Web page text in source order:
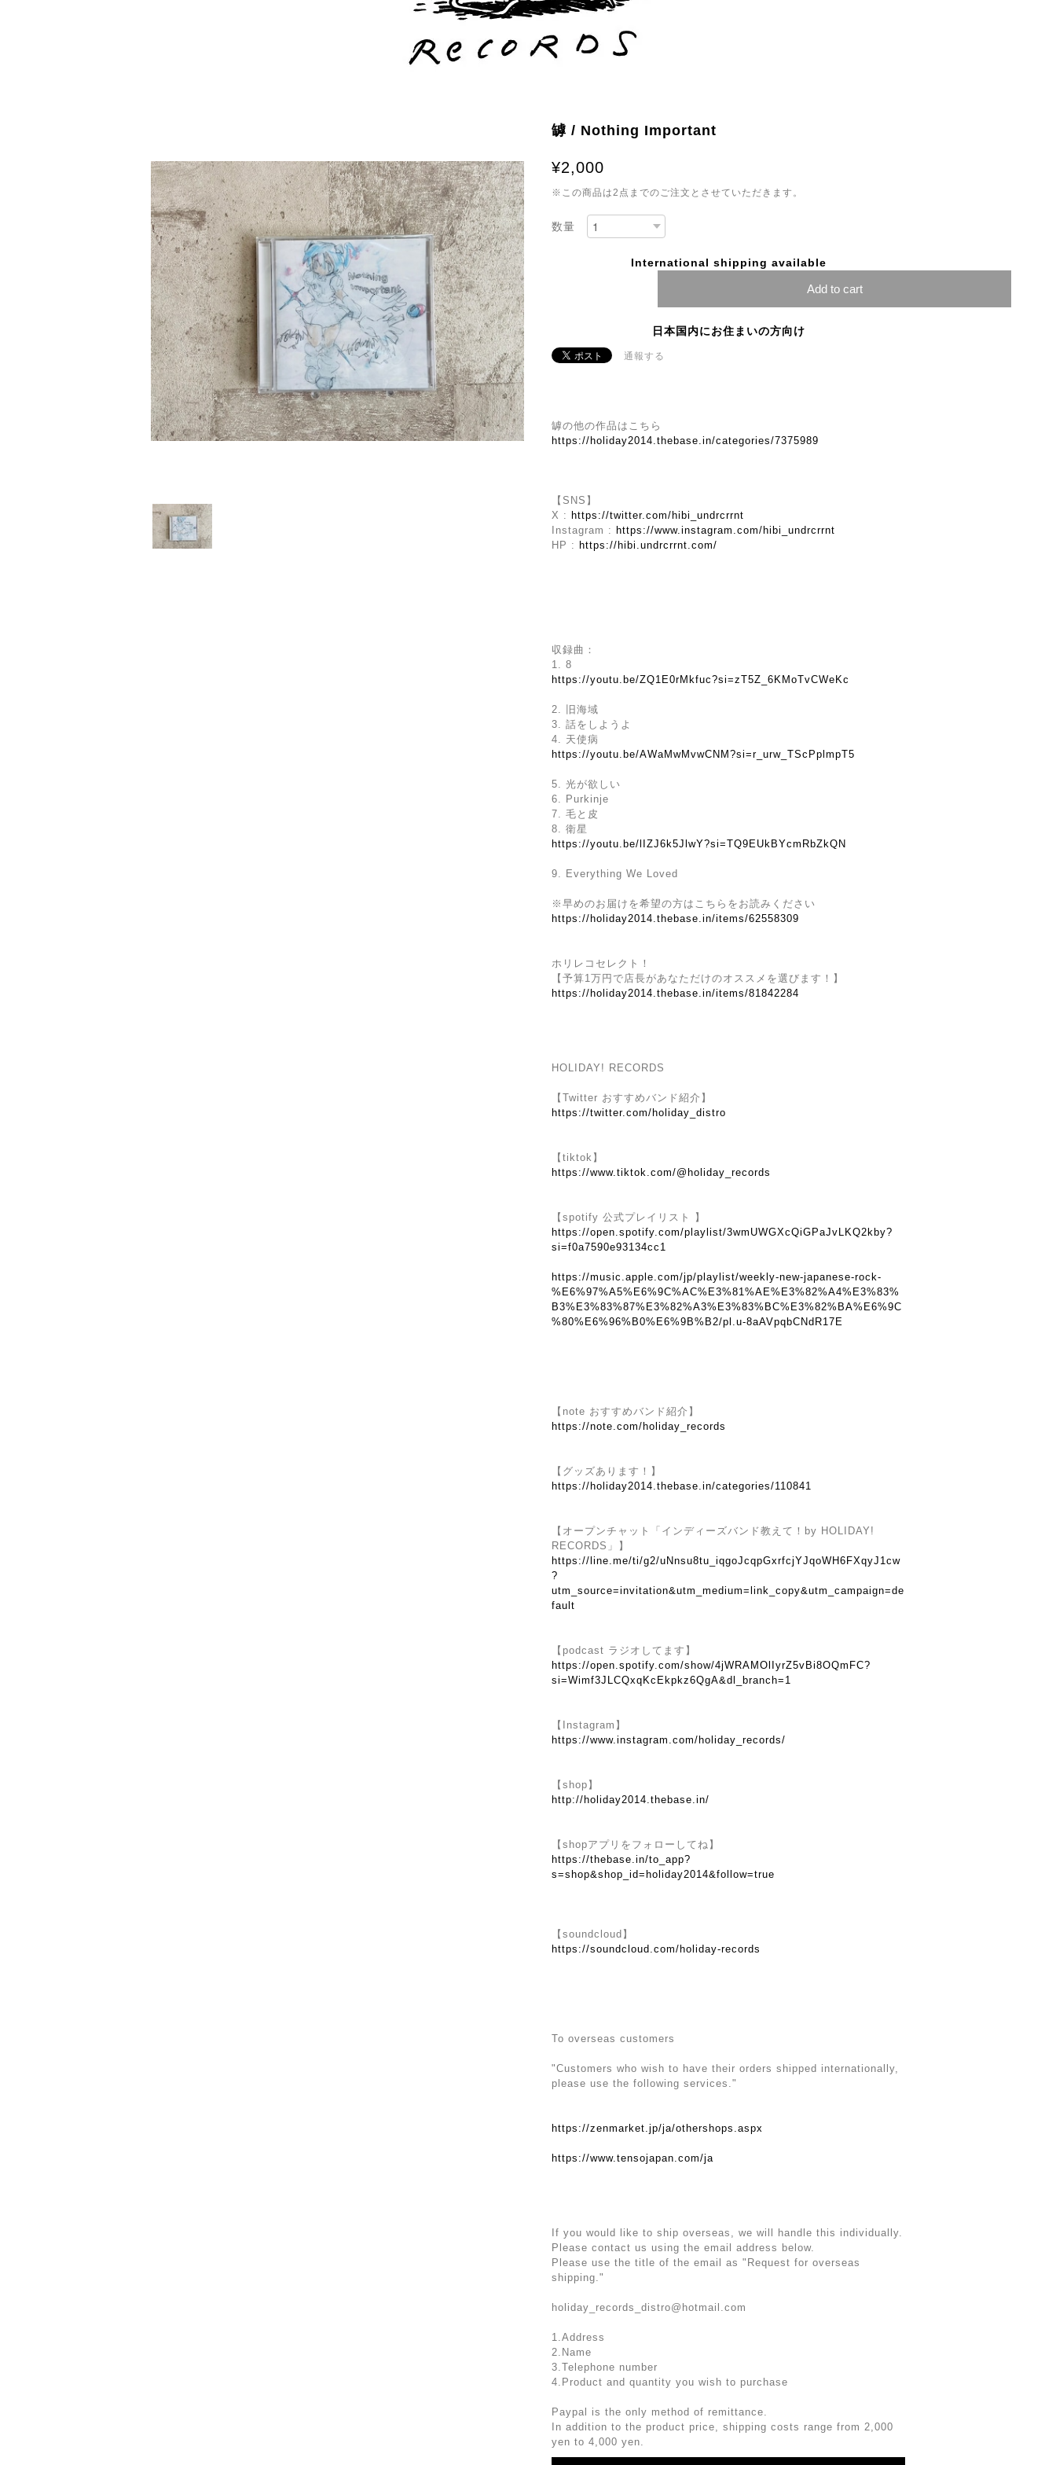
罅 / Nothing Important
¥2,000
※この商品は2点までのご注文とさせていただきます。
数量
International shipping available
Add to cart
日本国内にお住まいの方向け
通報する
罅の他の作品はこちら
https://holiday2014.thebase.in/categories/7375989
【SNS】
X : https://twitter.com/hibi_undrcrrnt
Instagram : https://www.instagram.com/hibi_undrcrrnt
HP : https://hibi.undrcrrnt.com/
収録曲：
1. 8
https://youtu.be/ZQ1E0rMkfuc?si=zT5Z_6KMoTvCWeKc
2. 旧海域
3. 話をしようよ
4. 天使病
https://youtu.be/AWaMwMvwCNM?si=r_urw_TScPplmpT5
5. 光が欲しい
6. Purkinje
7. 毛と皮
8. 衛星
https://youtu.be/lIZJ6k5JlwY?si=TQ9EUkBYcmRbZkQN
9. Everything We Loved
※早めのお届けを希望の方はこちらをお読みください
https://holiday2014.thebase.in/items/62558309
ホリレコセレクト！
【予算1万円で店長があなただけのオススメを選びます！】
https://holiday2014.thebase.in/items/81842284
HOLIDAY! RECORDS
【Twitter おすすめバンド紹介】
https://twitter.com/holiday_distro
【tiktok】
https://www.tiktok.com/@holiday_records
【spotify 公式プレイリスト 】
https://open.spotify.com/playlist/3wmUWGXcQiGPaJvLKQ2kby?
si=f0a7590e93134cc1
https://music.apple.com/jp/playlist/weekly-new-japanese-rock-
%E6%97%A5%E6%9C%AC%E3%81%AE%E3%82%A4%E3%83%
B3%E3%83%87%E3%82%A3%E3%83%BC%E3%82%BA%E6%9C
%80%E6%96%B0%E6%9B%B2/pl.u-8aAVpqbCNdR17E
【note おすすめバンド紹介】
https://note.com/holiday_records
【グッズあります！】
https://holiday2014.thebase.in/categories/110841
【オープンチャット「インディーズバンド教えて！by HOLIDAY!
RECORDS」】
https://line.me/ti/g2/uNnsu8tu_iqgoJcqpGxrfcjYJqoWH6FXqyJ1cw
?
utm_source=invitation&utm_medium=link_copy&utm_campaign=de
fault
【podcast ラジオしてます】
https://open.spotify.com/show/4jWRAMOlIyrZ5vBi8OQmFC?
si=Wimf3JLCQxqKcEkpkz6QgA&dl_branch=1
【Instagram】
https://www.instagram.com/holiday_records/
【shop】
http://holiday2014.thebase.in/
【shopアプリをフォローしてね】
https://thebase.in/to_app?
s=shop&shop_id=holiday2014&follow=true
【soundcloud】
https://soundcloud.com/holiday-records
To overseas customers
"Customers who wish to have their orders shipped internationally,
please use the following services."
https://zenmarket.jp/ja/othershops.aspx
https://www.tensojapan.com/ja
If you would like to ship overseas, we will handle this individually.
Please contact us using the email address below.
Please use the title of the email as "Request for overseas
shipping."
holiday_records_distro@hotmail.com
1.Address
2.Name
3.Telephone number
4.Product and quantity you wish to purchase
Paypal is the only method of remittance.
In addition to the product price, shipping costs range from 2,000
yen to 4,000 yen.